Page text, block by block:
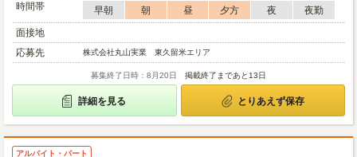
時間帯
早朝 朝 昼 夕方 夜
夜勤
面接地
応募先
株式会社丸山実業 東久留米エリア
募集終了日時：8月20日 掲載終了まであと13日
詳細を見る とりあえず保存
アルバイト・パート